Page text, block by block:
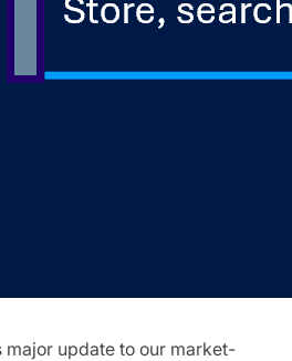
major update to our market-